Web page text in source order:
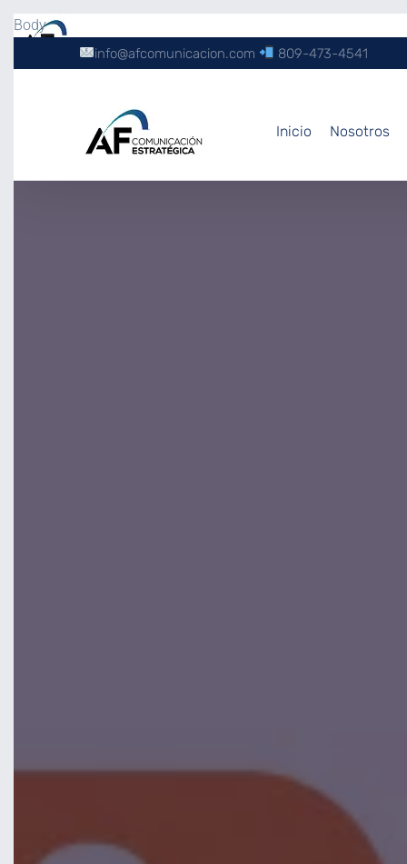
Body
info@afcomunicacion.com 809-473-4541
Inicio Nosotros